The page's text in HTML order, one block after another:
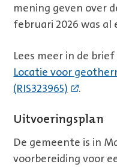
mening geven over
februari 2026 was al
Lees meer in de
Locatie voor
(RIS323965)
.
Uitvoeringsplan
De gemeente is in
voorbereiding voor